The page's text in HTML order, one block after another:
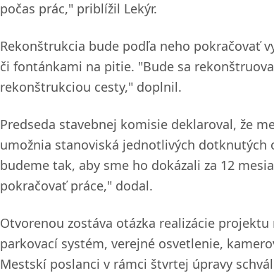
počas prác," priblížil Lekýr.
Rekonštrukcia bude podľa neho pokračovať
či fontánkami na pitie. "Bude sa
rekonštrukciou cesty," doplnil.
Predseda stavebnej komisie deklaroval, že
umožnia stanoviská jednotlivých dotknutých
budeme tak, aby sme ho dokázali za 12
pokračovať práce," dodal.
Otvorenou zostáva otázka realizácie
parkovací systém, verejné osvetlenie,
Mestskí poslanci v rámci štvrtej úpravy